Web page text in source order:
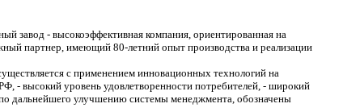
- высокоэффективная компания, ориентированная на
партнер, имеющий 80-летний опыт производства и реализации
с применением инновационных технологий на
- высокий уровень удовлетворенности потребителей, - широкий
дальнейшего улучшению системы менеджмента, обозначены